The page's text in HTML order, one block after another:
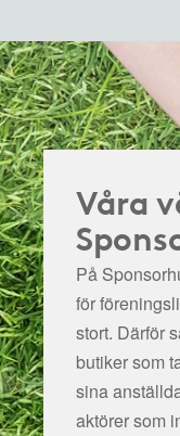
Våra
På
för
stort. Därför
butiker som
sina
aktörer som